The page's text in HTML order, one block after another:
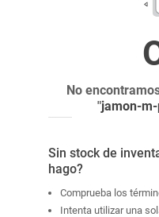
No
"jamon-
Sin stock de
hago?
Comprueba los
Intenta utilizar una